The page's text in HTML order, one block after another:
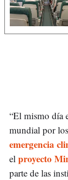
“El mismo día
mundial por
emergencia
el proyecto
parte de las